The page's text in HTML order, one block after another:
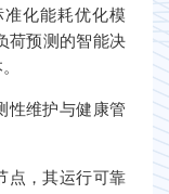
化能耗优化模
荷预测的智能决
性维护与健康管
点，其运行可靠